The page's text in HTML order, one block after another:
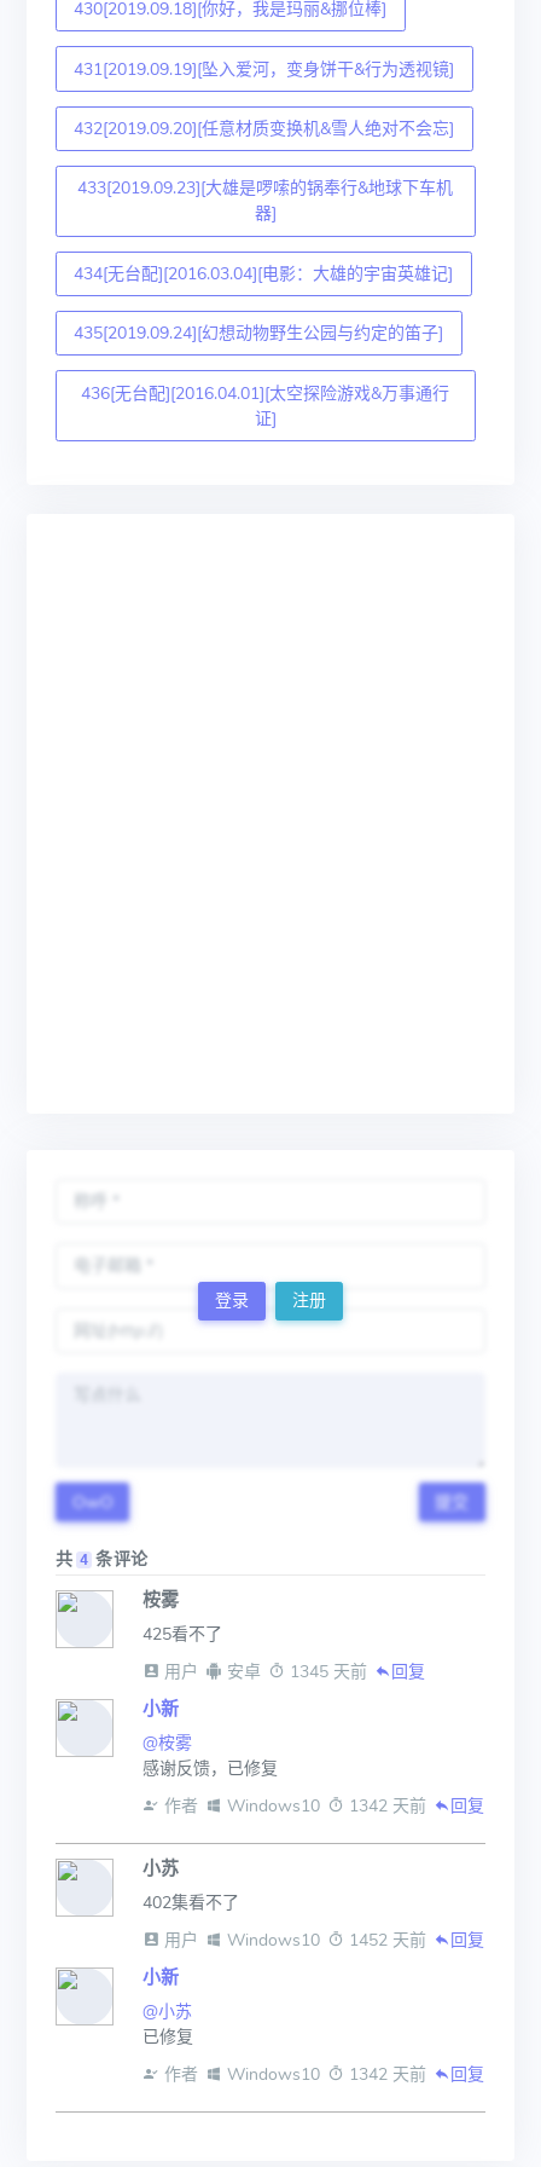
430[2019.09.18][你好，我是玛丽&挪位棒]
431[2019.09.19][坠入爱河，变身饼干&行为透视镜]
432[2019.09.20][任意材质变换机&雪人绝对不会忘]
433[2019.09.23][大雄是啰嗦的锅奉行&地球下车机
器]
434[无台配][2016.03.04][电影：大雄的宇宙英雄记]
435[2019.09.24][幻想动物野生公园与约定的笛子]
436[无台配][2016.04.01][太空探险游戏&万事通行
证]
登录 注册
OwO 提交
共 4 条评论
桉雾
425看不了
用户
安卓 1345 天前 回复
小新
@桉雾
感谢反馈，已修复
作者
Windows10 1342 天前 回复
小苏
402集看不了
用户
Windows10 1452 天前 回复
小新
@小苏
已修复
作者
Windows10 1342 天前 回复